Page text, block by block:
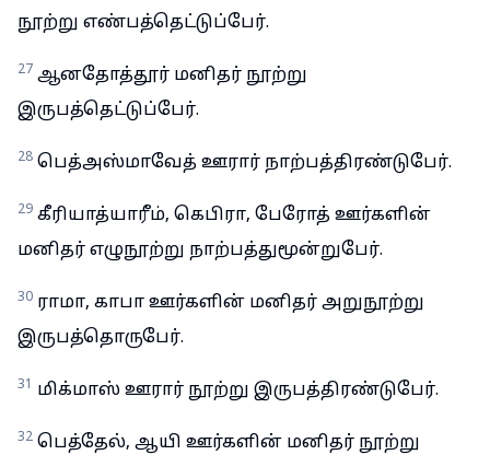
நூற்று எண்பத்தெட்டுப்பேர்.
27 ஆனதோத்தூர் மனிதர் நூற்று
இருபத்தெட்டுப்பேர்.
28 பெத்அஸ்மாவேத் ஊரார் நாற்பத்திரண்டுபேர்.
29 கீரியாத்யாரீம், கெபிரா, பேரோத் ஊர்களின்
மனிதர் எழுநூற்று நாற்பத்துமூன்றுபேர்.
30 ராமா, காபா ஊர்களின் மனிதர் அறுநூற்று
இருபத்தொருபேர்.
31 மிக்மாஸ் ஊரார் நூற்று இருபத்திரண்டுபேர்.
32 பெத்தேல், ஆயி ஊர்களின் மனிதர் நூற்று